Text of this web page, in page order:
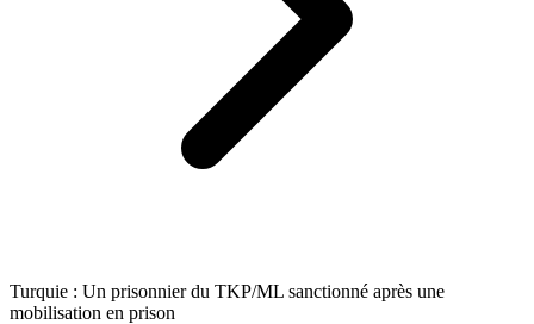
Turquie : Un prisonnier du TKP/ML sanctionné après une
mobilisation en prison